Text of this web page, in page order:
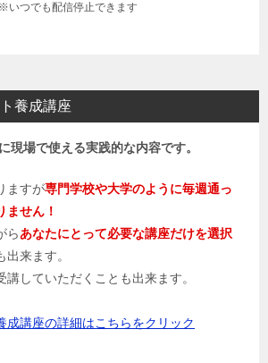
※いつでも配信停止できます
養成講座
現場で使える実践的な内容です。
ますが専門学校や大学のように毎週通っ
ません！
らあなたにとって必要な講座だけを選択
出来ます。
講していただくことも出来ます。
成講座の詳細はこちらをクリック